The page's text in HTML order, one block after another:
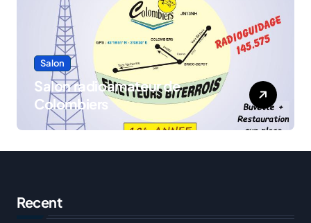
Salon
Salon radioamateur de
Colombiers
Recent